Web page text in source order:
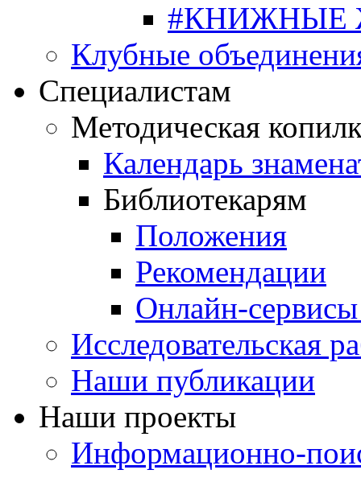
#КНИЖНЫЕ
Клубные
Специалистам
Методическая
Календарь
Библиотекарям
Положения
Рекомендации
Онлайн-сервисы
Исследовательская
Наши публикации
Наши проекты
Информационно-